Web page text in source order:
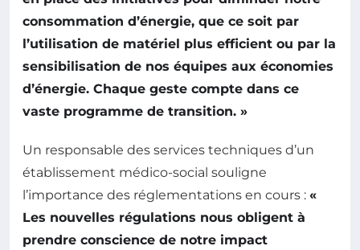
consommation d’énergie, que ce soit par
l’utilisation de matériel plus efficient ou par la
sensibilisation de nos équipes aux économies
d’énergie. Chaque geste compte dans ce
vaste programme de transition. »
Un responsable des services techniques d’un
établissement médico-social souligne
l’importance des réglementations en cours : «
Les nouvelles régulations nous obligent à
prendre conscience de notre impact